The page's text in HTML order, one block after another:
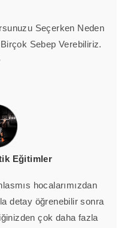
Seçerken Neden
Sebep Verebiliriz.
Eğitimler
hocalarımızdan
detay öğrenebilir sonra
çok daha fazla